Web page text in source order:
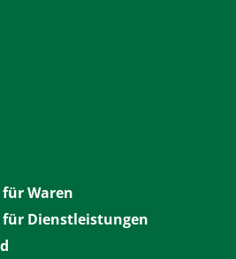
Waren
Dienstleistungen